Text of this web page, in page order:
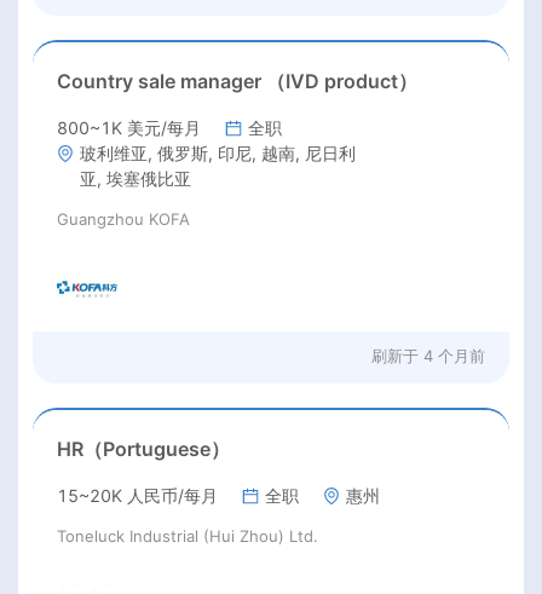
Country sale manager （IVD product）
800~1K 美元/每月
全职
玻利维亚, 俄罗斯, 印尼, 越南, 尼日利
亚, 埃塞俄比亚
Guangzhou KOFA
刷新于 4 个月前
HR（Portuguese）
15~20K 人民币/每月 全职 惠州
Toneluck Industrial (Hui Zhou) Ltd.